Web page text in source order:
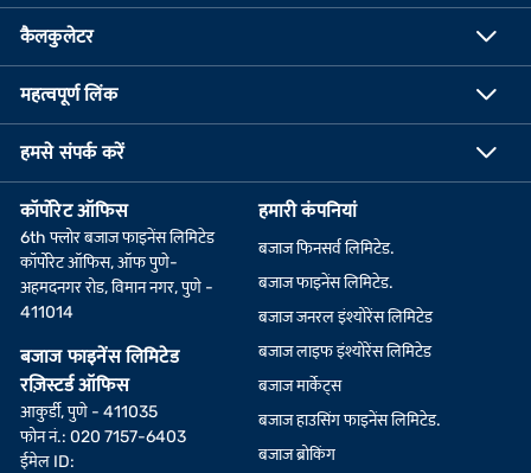
कैलकुलेटर
महत्वपूर्ण लिंक
हमसे संपर्क करें
कॉर्पोरेट ऑफिस
6th फ्लोर बजाज फाइनेंस लिमिटेड
कॉर्पोरेट ऑफिस, ऑफ पुणे-
अहमदनगर रोड, विमान नगर, पुणे -
411014
बजाज फाइनेंस लिमिटेड
रज़िस्टर्ड ऑफिस
आकुर्डी, पुणे - 411035
फोन नं.: 020 7157-6403
ईमेल ID:
हमारी कंपनियां
बजाज फिनसर्व लिमिटेड.
बजाज फाइनेंस लिमिटेड.
बजाज जनरल इंश्योरेंस लिमिटेड
बजाज लाइफ इंश्योरेंस लिमिटेड
बजाज मार्केट्स
बजाज हाउसिंग फाइनेंस लिमिटेड.
बजाज ब्रोकिंग